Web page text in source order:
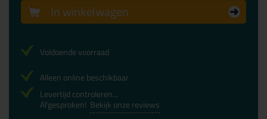
In winkelwagen
Voldoende voorraad
Alleen online beschikbaar
Levertijd controleren...
Afgesproken! Bekijk onze reviews